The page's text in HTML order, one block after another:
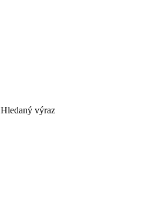
Hledaný výraz